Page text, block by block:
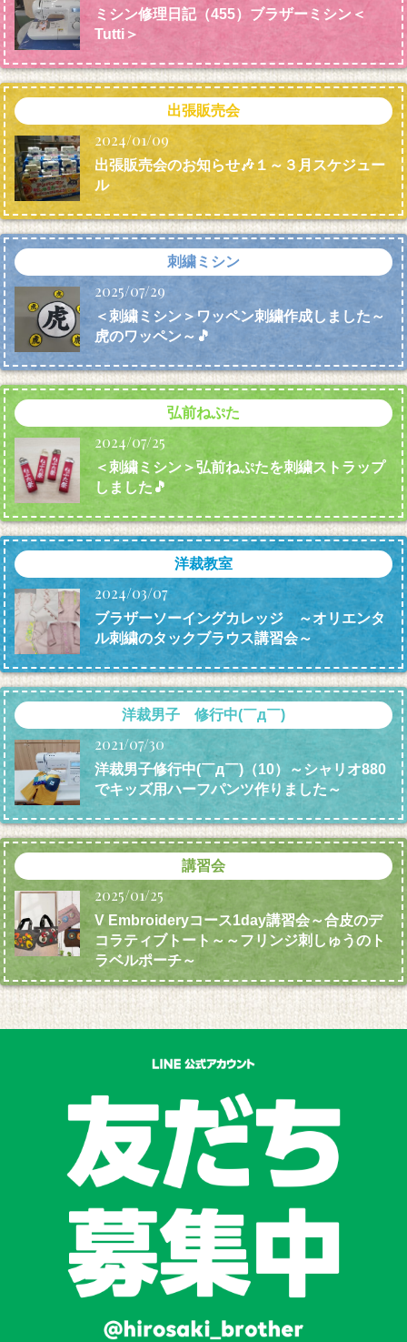
ミシン修理日記（455）ブラザーミシン＜
Tutti＞
出張販売会
2024/01/09
出張販売会のお知らせ🎶１～３月スケジュー
ル
刺繍ミシン
2025/07/29
＜刺繍ミシン＞ワッペン刺繍作成しました～
虎のワッペン～🎵
弘前ねぷた
2024/07/25
＜刺繍ミシン＞弘前ねぷたを刺繍ストラップ
しました🎵
洋裁教室
2024/03/07
ブラザーソーイングカレッジ ～オリエンタ
ル刺繍のタックブラウス講習会～
洋裁男子 修行中(￣д￣)
2021/07/30
洋裁男子修行中(￣д￣)（10）～シャリオ880
でキッズ用ハーフパンツ作りました～
講習会
2025/01/25
V Embroideryコース1day講習会～合皮のデ
コラティブトート～～フリンジ刺しゅうのト
ラベルポーチ～